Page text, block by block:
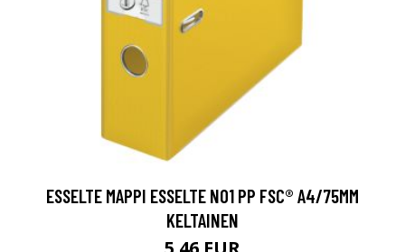
ESSELTE MAPPI ESSELTE NO1 PP FSC® A4/75MM
KELTAINEN